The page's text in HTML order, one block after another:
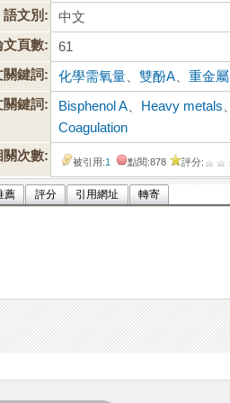
語文別:
中文
文頁數:
61
關鍵詞:
化學需氧量 、雙酚A 、重金屬
關鍵詞:
Bisphenol A Heavy metals
Coagulation
關次數:
被引用:1 點閱:878 評分:
薦 評分 引用網址 轉寄